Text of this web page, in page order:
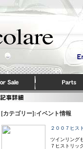
[カテゴリー]:イベント情報
２００７ヒス
ツインリング
７ヒストリッ